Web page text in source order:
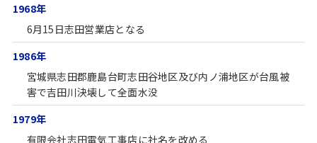
1968年
6月15日志田営業店となる
1986年
宮城県志田郡鹿島台町志田谷地区及び内ノ浦地区が台風被
害で吉田川決壊して全面水没
1979年
有限会社志田電気工事店に社名を改める